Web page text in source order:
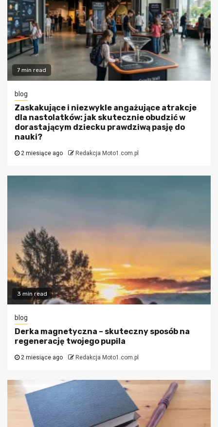
7 min read
blog
Zaskakujące i niezwykle angażujące atrakcje
dla nastolatków: jak skutecznie obudzić w
dorastającym dziecku prawdziwą pasję do
nauki?
2 miesiące ago Redakcja Moto1.com.pl
3 min read
blog
Derka magnetyczna – skuteczny sposób na
regenerację twojego pupila
2 miesiące ago Redakcja Moto1.com.pl